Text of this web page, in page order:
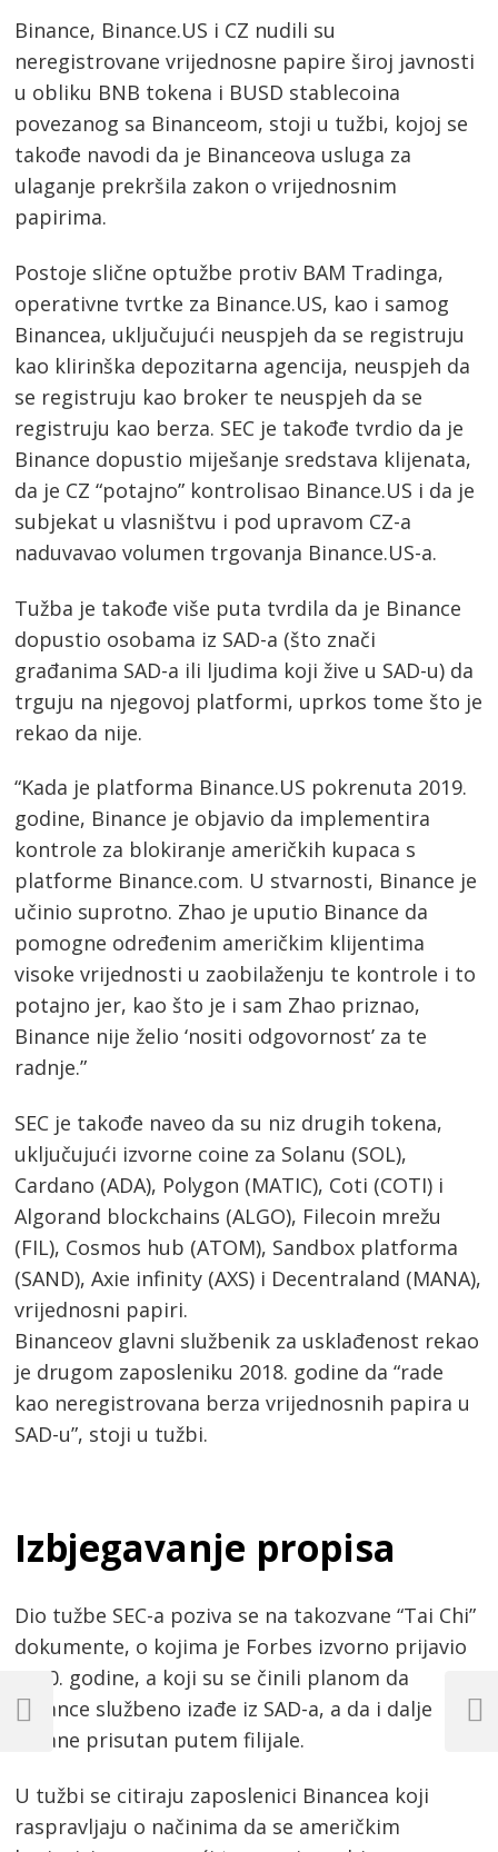
Binance, Binance.US i CZ nudili su
neregistrovane vrijednosne papire široj javnosti
u obliku BNB tokena i BUSD stablecoina
povezanog sa Binanceom, stoji u tužbi, kojoj se
takođe navodi da je Binanceova usluga za
ulaganje prekršila zakon o vrijednosnim
papirima.
Postoje slične optužbe protiv BAM Tradinga,
operativne tvrtke za Binance.US, kao i samog
Binancea, uključujući neuspjeh da se registruju
kao klirinška depozitarna agencija, neuspjeh da
se registruju kao broker te neuspjeh da se
registruju kao berza. SEC je takođe tvrdio da je
Binance dopustio miješanje sredstava klijenata,
da je CZ “potajno” kontrolisao Binance.US i da je
subjekat u vlasništvu i pod upravom CZ-a
naduvavao volumen trgovanja Binance.US-a.
Tužba je takođe više puta tvrdila da je Binance
dopustio osobama iz SAD-a (što znači
građanima SAD-a ili ljudima koji žive u SAD-u) da
trguju na njegovoj platformi, uprkos tome što je
rekao da nije.
“Kada je platforma Binance.US pokrenuta 2019.
godine, Binance je objavio da implementira
kontrole za blokiranje američkih kupaca s
platforme Binance.com. U stvarnosti, Binance je
učinio suprotno. Zhao je uputio Binance da
pomogne određenim američkim klijentima
visoke vrijednosti u zaobilaženju te kontrole i to
potajno jer, kao što je i sam Zhao priznao,
Binance nije želio ‘nositi odgovornost’ za te
radnje.”
SEC je takođe naveo da su niz drugih tokena,
uključujući izvorne coine za Solanu (SOL),
Cardano (ADA), Polygon (MATIC), Coti (COTI) i
Algorand blockchains (ALGO), Filecoin mrežu
(FIL), Cosmos hub (ATOM), Sandbox platforma
(SAND), Axie infinity (AXS) i Decentraland (MANA),
vrijednosni papiri.
Binanceov glavni službenik za usklađenost rekao
je drugom zaposleniku 2018. godine da “rade
kao neregistrovana berza vrijednosnih papira u
SAD-u”, stoji u tužbi.
Izbjegavanje propisa
Dio tužbe SEC-a poziva se na takozvane “Tai Chi”
dokumente, o kojima je Forbes izvorno prijavio
2020. godine, a koji su se činili planom da
Binance službeno izađe iz SAD-a, a da i dalje
ostane prisutan putem filijale.
U tužbi se citiraju zaposlenici Binancea koji
raspravljaju o načinima da se američkim
Post
navigation
Previous
Next